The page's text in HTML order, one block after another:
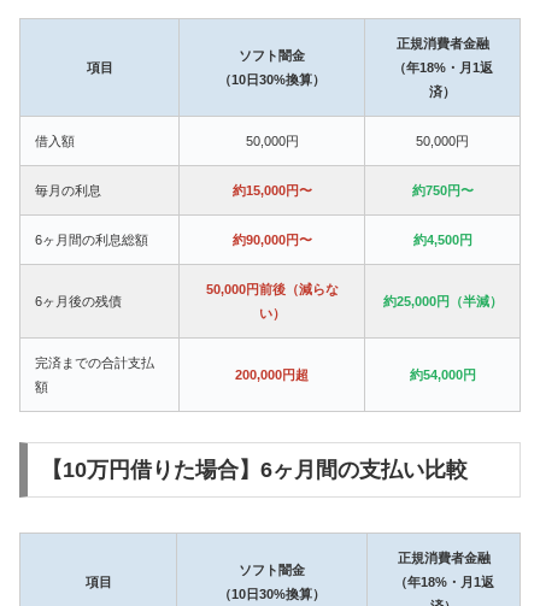
項目
ソフト闇金
（10日30%換算）
正規消費者金融
（年18%・月1返
済）
借入額 50,000円 50,000円
毎月の利息 約15,000円〜 約750円〜
6ヶ月間の利息総額 約90,000円〜 約4,500円
6ヶ月後の残債
50,000円前後（減らな
い）
約25,000円（半減）
完済までの合計支払
額
200,000円超 約54,000円
【10万円借りた場合】6ヶ月間の支払い比較
項目
ソフト闇金
（10日30%換算）
正規消費者金融
（年18%・月1返